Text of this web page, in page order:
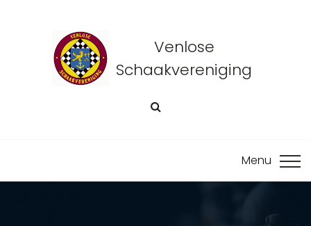
Venlose
Schaakvereniging